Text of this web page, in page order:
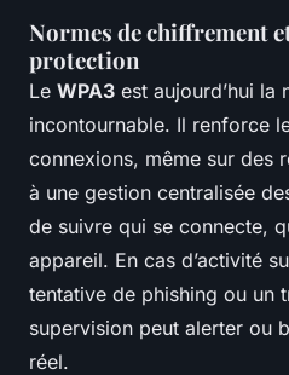
Normes de chiffrement
protection
Le WPA3 est aujourd’hui la
incontournable. Il renforce
connexions, même sur des
à une gestion centralisée
de suivre qui se connecte,
appareil. En cas d’activité
tentative de phishing ou un
supervision peut alerter ou
réel.